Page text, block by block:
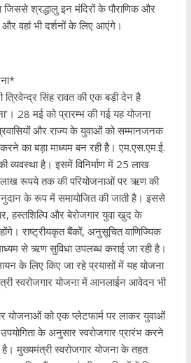
जिससे श्रद्धालु इन मंदिरों के पौराणिक और
और वहां भी दर्शनों के लिए आएंगे।
सिंह रावत की एक बड़ी देन है
28 मई को प्रारम्भ की गई यह योजना
और राज्य के युवाओं को सम्मानजनक
का बड़ा माध्यम बन रही हैै। एम.एस.एम.ई.
है। इसमें विनिर्माण में 25 लाख
रूपये तक की परियोजनाओं पर ऋण की
के रूप में समायोजित की जाती है। इससे
और बेरोजगार युवा खुद के
राष्ट्रीयकृत बैंकों, अनुसूचित वाणिज्यिक
से ऋण सुविधा उपलब्ध कराई जा रही है।
के लिए किए जा रहे प्रयासों में यह योजना
स्वरोजगार योजना में आनलाईन आवेदन भी
योजनाओं को एक प्लेटफार्म पर लाकर युवाओं
के अनुसार स्वरोजगार प्रारंभ करने
है। मुख्यमंत्री स्वरोजगार योजना के तहत